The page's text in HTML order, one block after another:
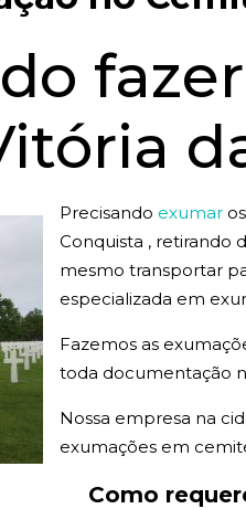
Precisando exumar
Conquista , retirando
mesmo transportar
especializada em
Fazemos as
toda documentação
Nossa empresa na
exumações em
Como